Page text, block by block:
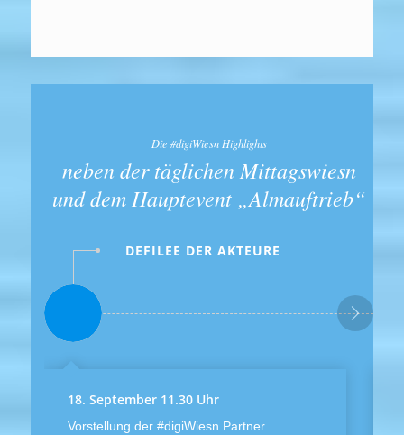
Die #digiWiesn Highlights
neben der täglichen Mittagswiesn
und dem Hauptevent „Almauftrieb“
DEFILEE DER AKTEURE
18. September 11.30 Uhr
Vorstellung der #digiWiesn Partner